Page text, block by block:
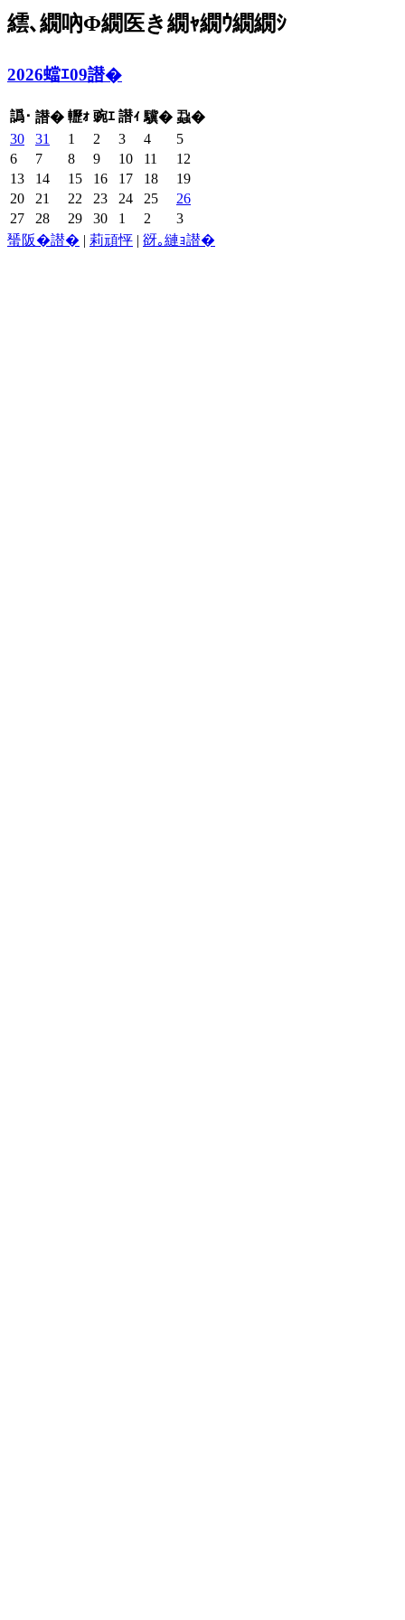
繧､繝吶Φ繝医き繝ｬ繝ｳ繝繝ｼ
2026蟷ｴ09譛�
譌･ 譛� 轣ｫ 豌ｴ 譛ｨ 驥� 蝨�
30
31 1 2 3 4
5
6
7 8 9 10 11
12
13
14 15 16 17 18
19
20
21 22 23 24 25
26
27
28 29 30 1 2
3
蜑阪�譛� | 莉頑怦 | 谺｡縺ｮ譛�